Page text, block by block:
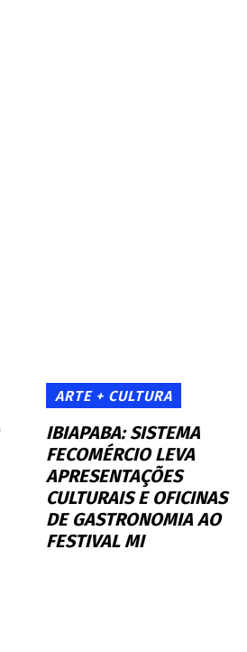
ARTE + CULTURA
IBIAPABA: SISTEMA
FECOMÉRCIO LEVA
APRESENTAÇÕES
CULTURAIS E OFICINAS
DE GASTRONOMIA AO
FESTIVAL MI